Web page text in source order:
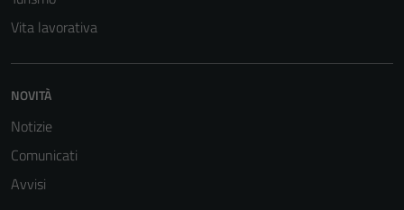
Vita lavorativa
NOVITÀ
Notizie
Comunicati
Avvisi